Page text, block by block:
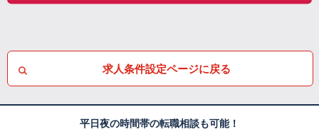
求人条件設定ページに戻る
平日夜の時間帯の転職相談も可能！